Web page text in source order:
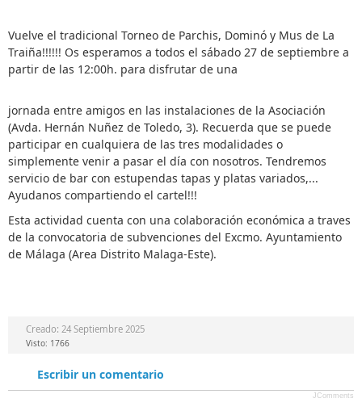
Vuelve el tradicional Torneo de Parchis, Dominó y Mus de La
Traiña!!!!!! Os esperamos a todos el sábado 27 de septiembre a
partir de las 12:00h. para disfrutar de una
jornada entre amigos en las instalaciones de la Asociación
(Avda. Hernán Nuñez de Toledo, 3). Recuerda que se puede
participar en cualquiera de las tres modalidades o
simplemente venir a pasar el día con nosotros. Tendremos
servicio de bar con estupendas tapas y platas variados,...
Ayudanos compartiendo el cartel!!!
Esta actividad cuenta con una colaboración económica a traves
de la convocatoria de subvenciones del Excmo. Ayuntamiento
de Málaga (Area Distrito Malaga-Este).
Creado: 24 Septiembre 2025
Visto: 1766
Escribir un comentario
JComments